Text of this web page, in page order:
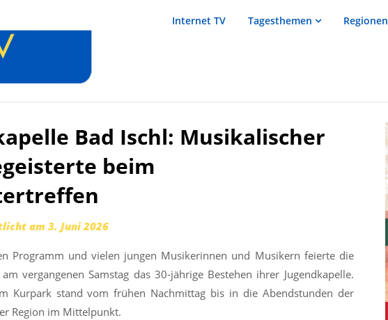
Internet TV Tagesthemen Regionen
Bad Ischl: Musikalischer
beim
am3. Juni 2026
Programm und vielen jungen Musikerinnen und Musikern feierte die
vergangenen Samstag das 30-jährige Bestehen ihrer Jugendkapelle.
Kurpark stand vom frühen Nachmittag bis in die Abendstunden der
Region im Mittelpunkt.